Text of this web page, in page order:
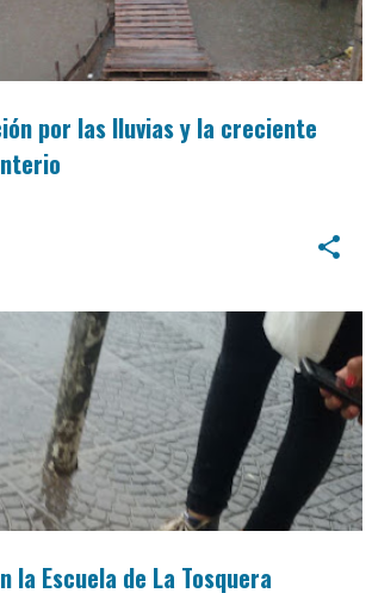
por las lluvias y la creciente
la Escuela de La Tosquera